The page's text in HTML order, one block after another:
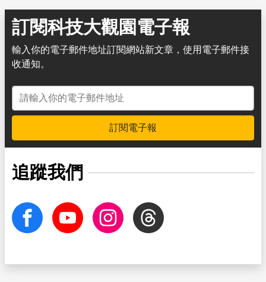
訂閱科技大觀園電子報
輸入你的電子郵件地址訂閱網站新文章，使用電子郵件接
收通知。
電子郵件地址
訂閱電子報
追蹤我們
facebook Youtube InstagramThreads